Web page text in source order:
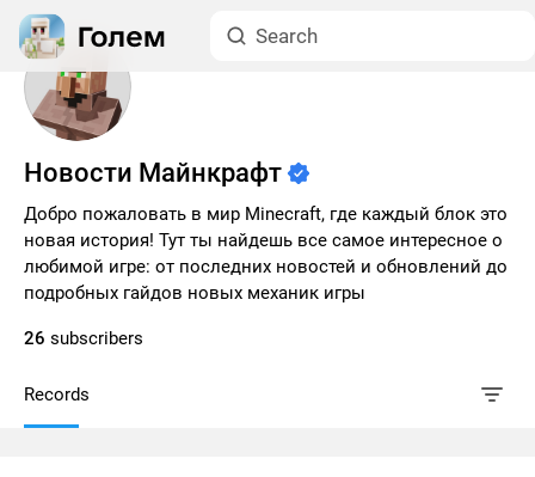
Новости Майнкрафт
Добро пожаловать в мир Minecraft, где каждый блок это
новая история! Тут ты найдешь все самое интересное о
любимой игре: от последних новостей и обновлений до
подробных гайдов новых механик игры
26 subscribers
Records